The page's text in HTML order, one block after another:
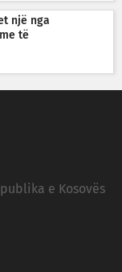
një nga
të
e Kosovës